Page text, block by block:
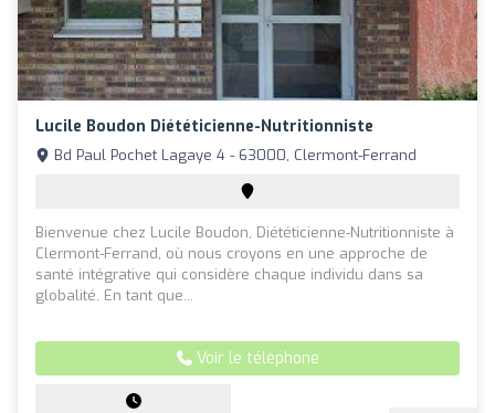
Lucile Boudon Diététicienne-Nutritionniste
Bd Paul Pochet Lagaye 4 - 63000, Clermont-Ferrand
Bienvenue chez Lucile Boudon, Diététicienne-Nutritionniste à
Clermont-Ferrand, où nous croyons en une approche de
santé intégrative qui considère chaque individu dans sa
globalité. En tant que...
Voir le téléphone